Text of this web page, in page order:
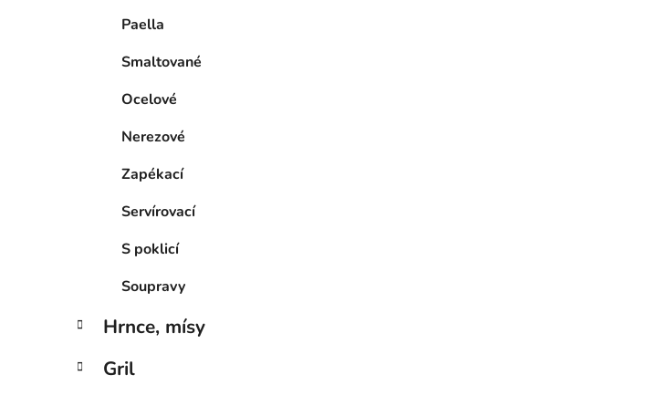
Paella
Smaltované
Ocelové
Nerezové
Zapékací
Servírovací
S poklicí
Soupravy
Hrnce, mísy
Gril